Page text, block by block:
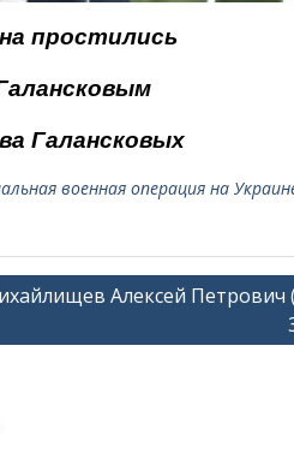
простились
Галансковых
военная операция на
Алексей Петрович